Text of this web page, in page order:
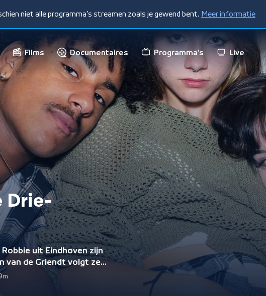
niet alle programma’s streamen zoals je gewend bent. Meer informatie
Films Documentaires Programma's Live
Drie-
uit Eindhoven zijn
van de Griendt volgt ze
eindexamen en schildert
de jongeren.